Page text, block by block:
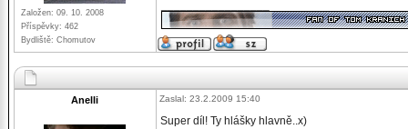
Založen: 09. 10. 2008
Příspěvky: 462
Bydliště: Chomutov
Anelli Zaslal: 23.2.2009 15:40
Super díl! Ty hlášky hlavně..x)